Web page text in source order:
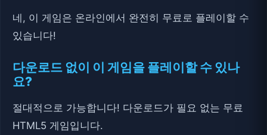
네, 이 게임은 온라인에서 완전히 무료로 플레이할 수
있습니다!
다운로드 없이 이 게임을 플레이할 수 있나
요?
절대적으로 가능합니다! 다운로드가 필요 없는 무료
HTML5 게임입니다.